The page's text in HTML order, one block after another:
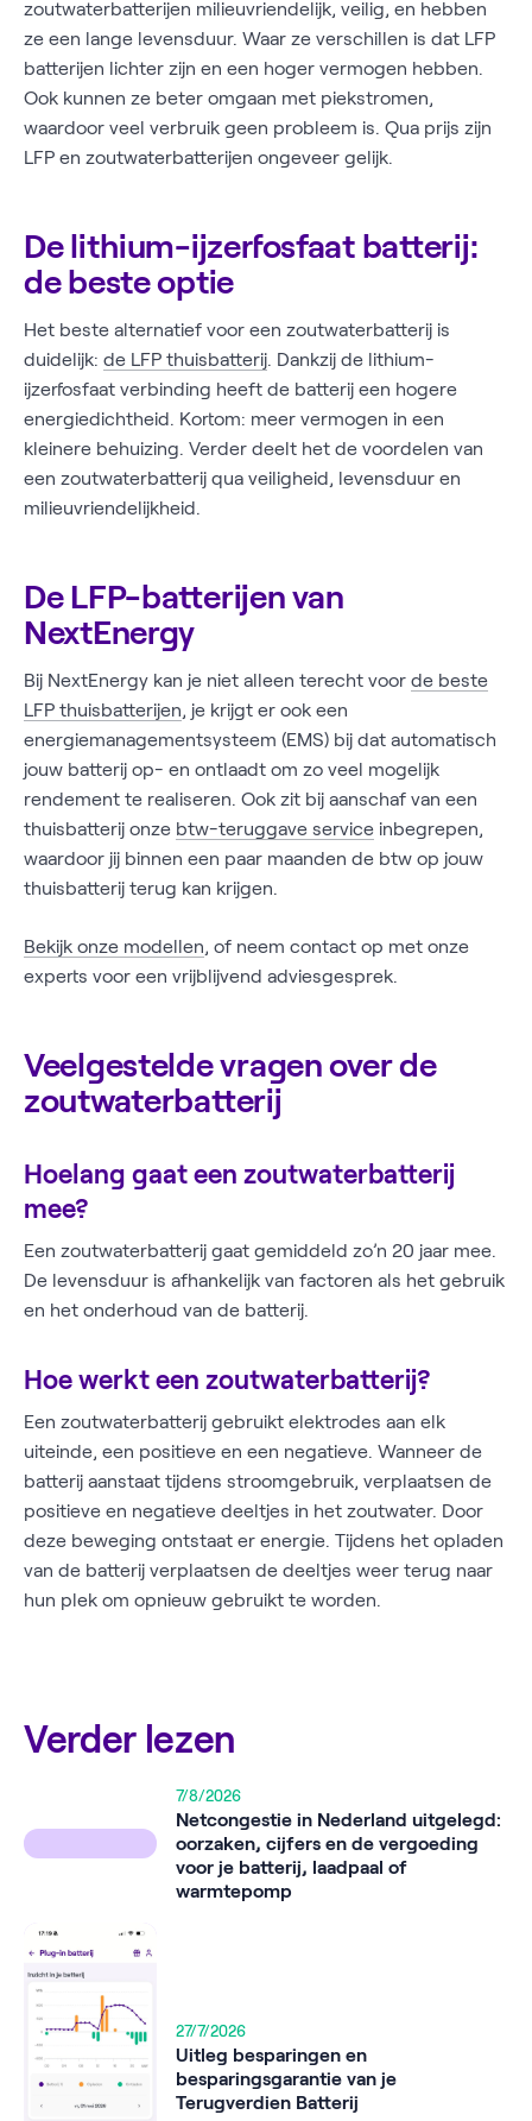
zoutwaterbatterijen milieuvriendelijk, veilig, en hebben
ze een lange levensduur. Waar ze verschillen is dat LFP
batterijen lichter zijn en een hoger vermogen hebben.
Ook kunnen ze beter omgaan met piekstromen,
waardoor veel verbruik geen probleem is. Qua prijs zijn
LFP en zoutwaterbatterijen ongeveer gelijk.
De lithium-ijzerfosfaat batterij:
de beste optie
Het beste alternatief voor een zoutwaterbatterij is
duidelijk: de LFP thuisbatterij. Dankzij de lithium-
ijzerfosfaat verbinding heeft de batterij een hogere
energiedichtheid. Kortom: meer vermogen in een
kleinere behuizing. Verder deelt het de voordelen van
een zoutwaterbatterij qua veiligheid, levensduur en
milieuvriendelijkheid.
De LFP-batterijen van
NextEnergy
Bij NextEnergy kan je niet alleen terecht voor de beste
LFP thuisbatterijen, je krijgt er ook een
energiemanagementsysteem (EMS) bij dat automatisch
jouw batterij op- en ontlaadt om zo veel mogelijk
rendement te realiseren. Ook zit bij aanschaf van een
thuisbatterij onze btw-teruggave service inbegrepen,
waardoor jij binnen een paar maanden de btw op jouw
thuisbatterij terug kan krijgen.
Bekijk onze modellen, of neem contact op met onze
experts voor een vrijblijvend adviesgesprek.
Veelgestelde vragen over de
zoutwaterbatterij
Hoelang gaat een zoutwaterbatterij
mee?
Een zoutwaterbatterij gaat gemiddeld zo’n 20 jaar mee.
De levensduur is afhankelijk van factoren als het gebruik
en het onderhoud van de batterij.
Hoe werkt een zoutwaterbatterij?
Een zoutwaterbatterij gebruikt elektrodes aan elk
uiteinde, een positieve en een negatieve. Wanneer de
batterij aanstaat tijdens stroomgebruik, verplaatsen de
positieve en negatieve deeltjes in het zoutwater. Door
deze beweging ontstaat er energie. Tijdens het opladen
van de batterij verplaatsen de deeltjes weer terug naar
hun plek om opnieuw gebruikt te worden.
Verder lezen
7/8/2026
Netcongestie in Nederland uitgelegd:
oorzaken, cijfers en de vergoeding
voor je batterij, laadpaal of
warmtepomp
27/7/2026
Uitleg besparingen en
besparingsgarantie van je
Terugverdien Batterij